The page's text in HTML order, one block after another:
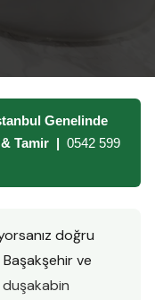
Genelinde
& Tamir | 0542 599
doğru
Başakşehir ve
duşakabin